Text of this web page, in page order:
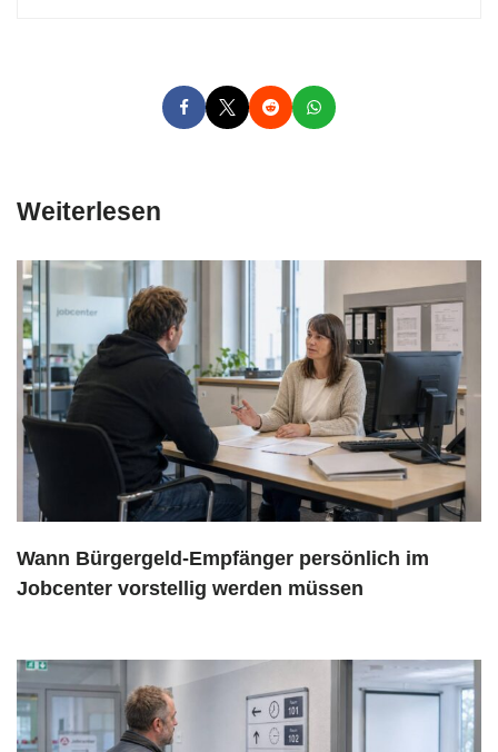
Weiterlesen
Wann Bürgergeld-Empfänger persönlich im
Jobcenter vorstellig werden müssen